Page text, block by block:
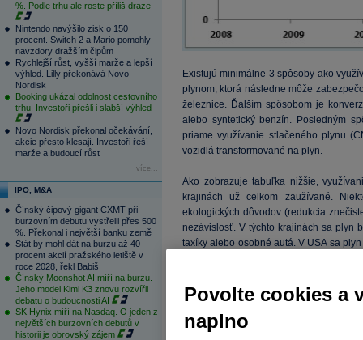
%. Podle trhu ale roste příliš draze
Nintendo navýšilo zisk o 150
procent. Switch 2 a Mario pomohly
navzdory dražším čipům
Rychlejší růst, vyšší marže a lepší
výhled. Lilly překonává Novo
Nordisk
Booking ukázal odolnost cestovního
trhu. Investoři přešli i slabší výhled
Novo Nordisk překonal očekávání,
akcie přesto klesají. Investoři řeší
marže a budoucí růst
více...
IPO, M&A
Čínský čipový gigant CXMT při
burzovním debutu vystřelil přes 500
%. Překonal i největší banku země
Stát by mohl dát na burzu až 40
procent akcií pražského letiště v
roce 2028, řekl Babiš
Čínský Moonshot AI míří na burzu.
Jeho model Kimi K3 znovu rozvířil
debatu o budoucnosti AI
SK Hynix míří na Nasdaq. O jeden z
největších burzovních debutů v
historii je obrovský zájem
Existujú minimálne 3 spôsoby ako
plynom, ktorá následne môže
železnice. Ďalším spôsobom je
alebo syntetický benzín. Posledným
priame využívanie stlačeného plynu
vozidlá transformované na plyn.
Ako zobrazuje tabuľka nižšie,
krajinách už celkom zaužívané.
ekologických dôvodov (redukcia
nezávislosť. V týchto krajinách sa plyn
taxíky alebo osobné autá. V USA sa
Povolte cookies a
naplno